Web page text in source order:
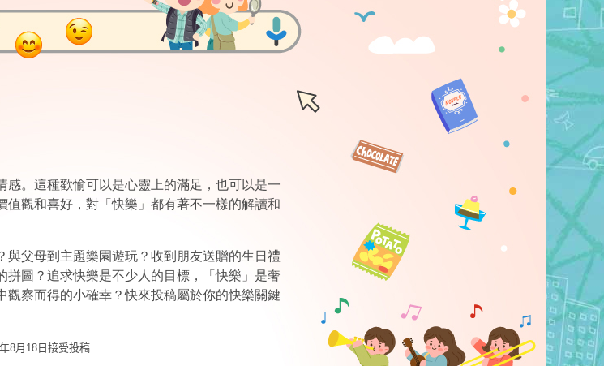
感。這種歡愉可以是心靈上的滿足，也可以是一
值觀和喜好，對「快樂」都有著不一樣的解讀和
與父母到主題樂園遊玩？收到朋友送贈的生日禮
拼圖？追求快樂是不少人的目標，「快樂」是奢
觀察而得的小確幸？快來投稿屬於你的快樂關鍵
年8月18日接受投稿